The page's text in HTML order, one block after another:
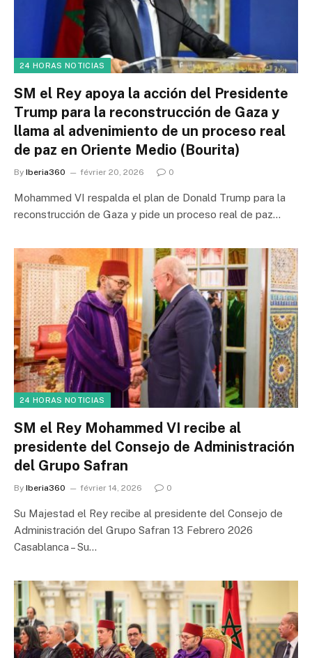
24 HORAS NOTICIAS
SM el Rey apoya la acción del Presidente
Trump para la reconstrucción de Gaza y
llama al advenimiento de un proceso real
de paz en Oriente Medio (Bourita)
By Iberia360 février 20, 2026 0
Mohammed VI respalda el plan de Donald Trump para la
reconstrucción de Gaza y pide un proceso real de paz…
24 HORAS NOTICIAS
SM el Rey Mohammed VI recibe al
presidente del Consejo de Administración
del Grupo Safran
By Iberia360 février 14, 2026 0
Su Majestad el Rey recibe al presidente del Consejo de
Administración del Grupo Safran 13 Febrero 2026
Casablanca – Su…